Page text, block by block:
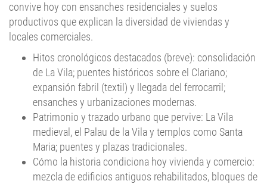
convive hoy con ensanches residenciales y suelos
productivos que explican la diversidad de viviendas y
locales comerciales.
Hitos cronológicos destacados (breve): consolidación
de La Vila; puentes históricos sobre el Clariano;
expansión fabril (textil) y llegada del ferrocarril;
ensanches y urbanizaciones modernas.
Patrimonio y trazado urbano que pervive: La Vila
medieval, el Palau de la Vila y templos como Santa
Maria; puentes y plazas tradicionales.
Cómo la historia condiciona hoy vivienda y comercio:
mezcla de edificios antiguos rehabilitados, bloques de